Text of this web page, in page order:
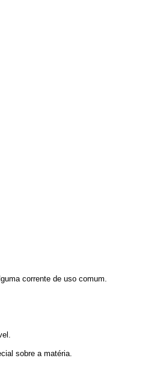
corrente de uso comum.
sobre a matéria.